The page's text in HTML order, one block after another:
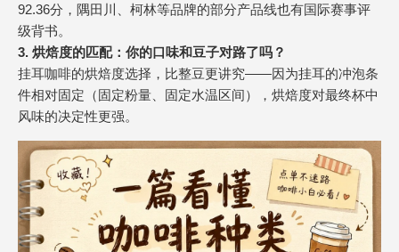
92.36分，隅田川、柯林等品牌的部分产品线也有国际赛事评
级背书。
3. 烘焙度的匹配：你的口味和豆子对路了吗？
挂耳咖啡的烘焙度选择，比整豆更讲究——因为挂耳的冲泡条
件相对固定（固定粉量、固定水温区间），烘焙度对最终杯中
风味的决定性更强。